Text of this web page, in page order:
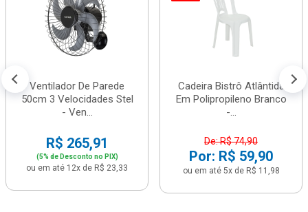
Ventilador De Parede
50cm 3 Velocidades Stel
- Ven...
R$ 265,91
(5% de Desconto no PIX)
ou em até 12x de R$ 23,33
Cadeira Bistrô Atlântida
Em Polipropileno Branco
-...
De: R$ 74,90
Por: R$ 59,90
ou em até 5x de R$ 11,98